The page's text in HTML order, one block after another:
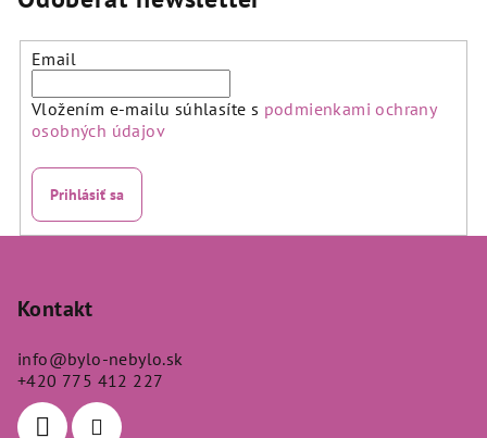
z
Email
Vložením e-mailu súhlasíte s podmienkami ochrany
osobných údajov
Prihlásiť sa
Kontakt
info@bylo-nebylo.sk
+420 775 412 227